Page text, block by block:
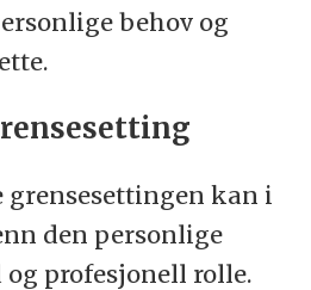
behov og
grensesettingen kan i
den personlige
profesjonell rolle.